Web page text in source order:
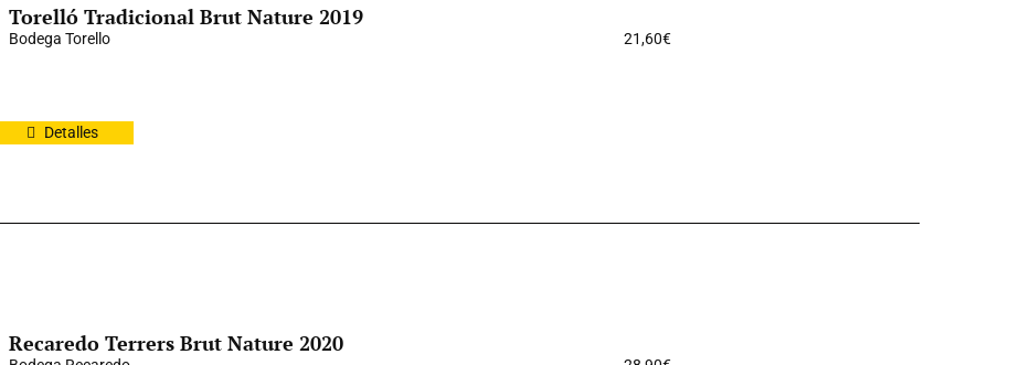
Torelló Tradicional Brut Nature 2019
Bodega Torello 21,60€
Detalles
Recaredo Terrers Brut Nature 2020